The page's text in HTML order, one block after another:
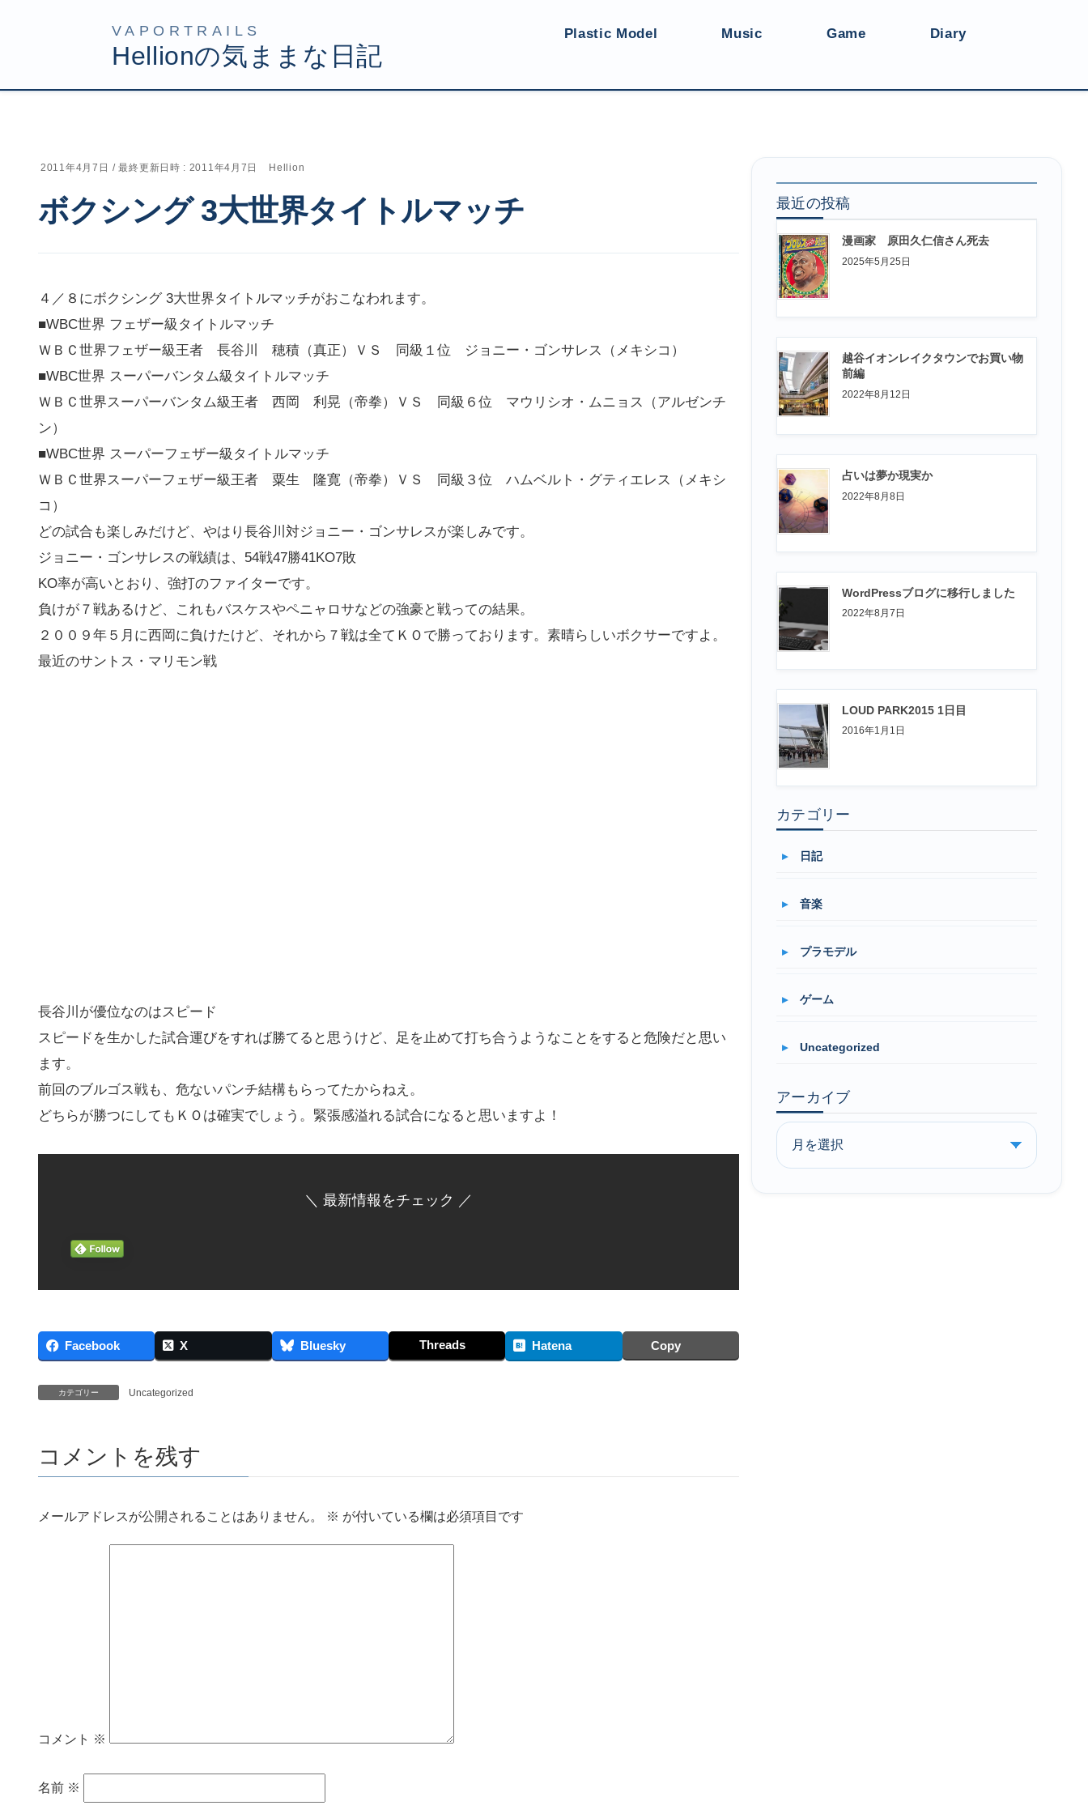
Plastic Model Music Game Diary
2011年4月7日 / 最終更新日時 : 2011年4月7日 Hellion
ボクシング 3大世界タイトルマッチ
４／８にボクシング 3大世界タイトルマッチがおこなわれます。
■WBC世界 フェザー級タイトルマッチ
ＷＢＣ世界フェザー級王者 長谷川 穂積（真正）ＶＳ 同級１位 ジョニー・ゴンサレス（メキシコ）
■WBC世界 スーパーバンタム級タイトルマッチ
ＷＢＣ世界スーパーバンタム級王者 西岡 利晃（帝拳）ＶＳ 同級６位 マウリシオ・ムニョス（アルゼンチ
ン）
■WBC世界 スーパーフェザー級タイトルマッチ
ＷＢＣ世界スーパーフェザー級王者 粟生 隆寛（帝拳）ＶＳ 同級３位 ハムベルト・グティエレス（メキシ
コ）
どの試合も楽しみだけど、やはり長谷川対ジョニー・ゴンサレスが楽しみです。
ジョニー・ゴンサレスの戦績は、54戦47勝41KO7敗
KO率が高いとおり、強打のファイターです。
負けが７戦あるけど、これもバスケスやペニャロサなどの強豪と戦っての結果。
２００９年５月に西岡に負けたけど、それから７戦は全てＫＯで勝っております。素晴らしいボクサーですよ。
最近のサントス・マリモン戦
長谷川が優位なのはスピード
スピードを生かした試合運びをすれば勝てると思うけど、足を止めて打ち合うようなことをすると危険だと思い
ます。
前回のブルゴス戦も、危ないパンチ結構もらってたからねえ。
どちらが勝つにしてもＫＯは確実でしょう。緊張感溢れる試合になると思いますよ！
＼ 最新情報をチェック ／
Facebook X Bluesky Threads Hatena Copy
カテゴリー Uncategorized
コメントを残す
メールアドレスが公開されることはありません。 ※ が付いている欄は必須項目です
コメント ※
名前 ※
最近の投稿
漫画家 原田久仁信さん死去
2025年5月25日
越谷イオンレイクタウンでお買い物
前編
2022年8月12日
占いは夢か現実か
2022年8月8日
WordPressブログに移行しました
2022年8月7日
LOUD PARK2015 1日目
2016年1月1日
カテゴリー
日記
音楽
プラモデル
ゲーム
Uncategorized
アーカイブ